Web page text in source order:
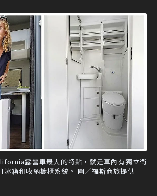
露營車最大的特點，就是車內有獨立衛
冰箱和收納櫥櫃系統。 圖／福斯商旅提供